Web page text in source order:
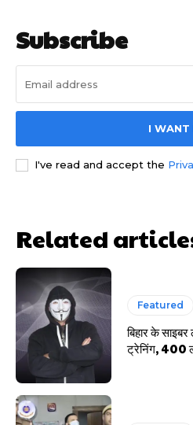
HIGHLIGHT
हर खाते के बदले मिलते थे 20 से 25 हजार
Subscribe
I WANT
I've read and accept the
Related
Featured
बिहार के
ट्रेनिंग, 400